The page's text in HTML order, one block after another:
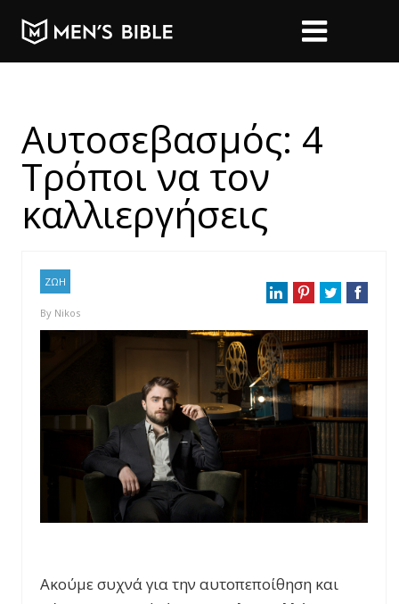
Αυτοσεβασμός: 4
Τρόποι να τον
καλλιεργήσεις
ΖΩΗ
By Nikos
Ακούμε συχνά για την αυτοπεποίθηση και